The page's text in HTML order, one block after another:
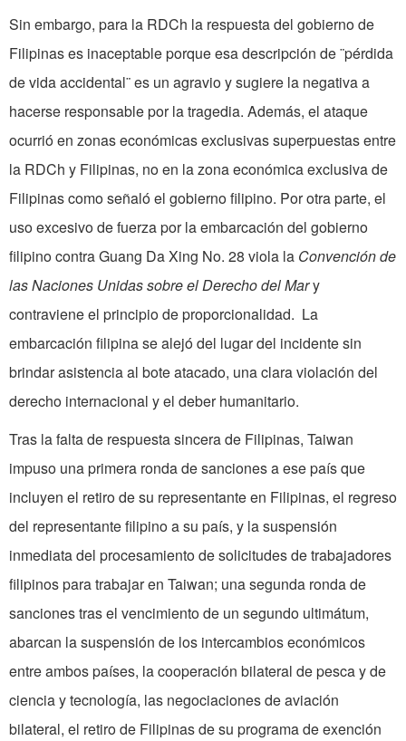
Sin embargo, para la RDCh la respuesta del gobierno de
Filipinas es inaceptable porque esa descripción de ¨pérdida
de vida accidental¨ es un agravio y sugiere la negativa a
hacerse responsable por la tragedia. Además, el ataque
ocurrió en zonas económicas exclusivas superpuestas entre
la RDCh y Filipinas, no en la zona económica exclusiva de
Filipinas como señaló el gobierno filipino. Por otra parte, el
uso excesivo de fuerza por la embarcación del gobierno
filipino contra Guang Da Xing No. 28 viola la Convención de
las Naciones Unidas sobre el Derecho del Mary
contraviene el principio de proporcionalidad. La
embarcación filipina se alejó del lugar del incidente sin
brindar asistencia al bote atacado, una clara violación del
derecho internacional y el deber humanitario.
Tras la falta de respuesta sincera de Filipinas, Taiwan
impuso una primera ronda de sanciones a ese país que
incluyen el retiro de su representante en Filipinas, el regreso
del representante filipino a su país, y la suspensión
inmediata del procesamiento de solicitudes de trabajadores
filipinos para trabajar en Taiwan; una segunda ronda de
sanciones tras el vencimiento de un segundo ultimátum,
abarcan la suspensión de los intercambios económicos
entre ambos países, la cooperación bilateral de ­pesca y de
ciencia y tecnología, las negociaciones de aviación
bilateral, el retiro de Filipinas de su programa de exención